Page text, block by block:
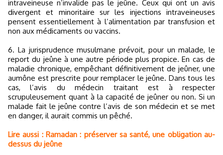
intraveineuse n’invalide pas le jeûne. Ceux qui ont un avis
divergent et minoritaire sur les injections intraveineuses
pensent essentiellement à l’alimentation par transfusion et
non aux médicaments ou vaccins.
6. La jurisprudence musulmane prévoit, pour un malade, le
report du jeûne à une autre période plus propice. En cas de
maladie chronique, empêchant définitivement de jeûner, une
aumône est prescrite pour remplacer le jeûne. Dans tous les
cas, l’avis du médecin traitant est à respecter
scrupuleusement quant à la capacité de jeûner ou non. Si un
malade fait le jeûne contre l’avis de son médecin et se met
en danger, il aurait commis un pêché.
Lire aussi : Ramadan : préserver sa santé, une obligation au-
dessus du jeûne